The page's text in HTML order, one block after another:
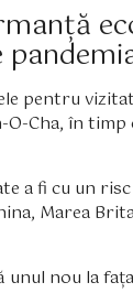
pentru
Cha, în
a fi cu un
Marea
nou la